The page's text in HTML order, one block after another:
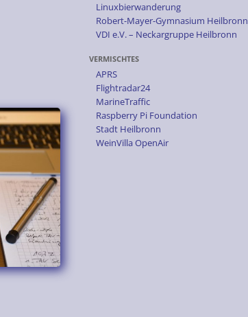
Linuxbierwanderung
Robert-Mayer-Gymnasium Heilbronn
VDI e.V. – Neckargruppe Heilbronn
VERMISCHTES
APRS
Flightradar24
MarineTraffic
Raspberry Pi Foundation
Stadt Heilbronn
WeinVilla OpenAir